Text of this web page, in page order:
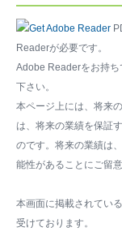
Readerが必要です。
Adobe Readerをお持ち
下さい。
本ページ上には、将来
は、将来の業績を保証
のです。将来の業績は
能性があることにご留意
本画面に掲載されてい
受けております。